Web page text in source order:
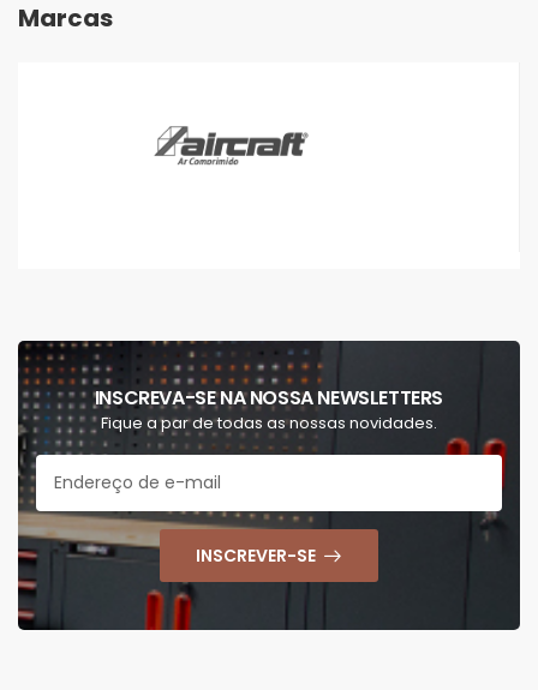
Marcas
INSCREVA-SE NA NOSSA NEWSLETTERS
Fique a par de todas as nossas novidades.
INSCREVER-SE